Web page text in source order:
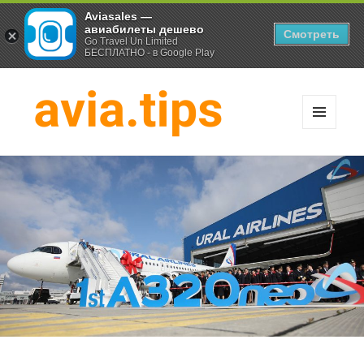
Хитрости экономных
путешественников
ВИДЖЕТЫ
Aviasales —
авиабилеты дешево
Go Travel Un Limited
БЕСПЛАТНО - в Google Play
Смотреть